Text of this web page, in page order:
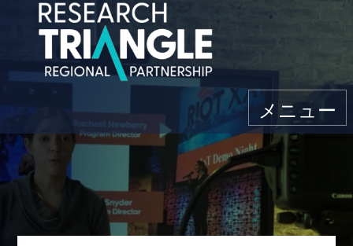
コンテンツにスキップ
メニュー